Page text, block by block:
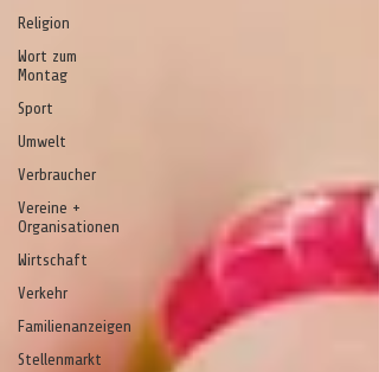
Religion
Wort zum
Montag
Sport
Umwelt
Verbraucher
Vereine +
Organisationen
Wirtschaft
Verkehr
Familienanzeigen
Stellenmarkt